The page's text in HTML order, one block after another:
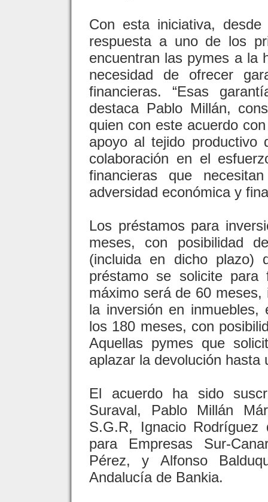
Con esta iniciativa,
respuesta a uno de los
encuentran las pymes a la
necesidad de ofrecer
financieras. “Esas
destaca Pablo Millán,
quien con este acuerdo
apoyo al tejido productivo
colaboración en el
financieras que
adversidad económica y
Los préstamos para
meses, con posibilidad
(incluida en dicho
préstamo se solicite para
máximo será de 60
la inversión en
los 180 meses, con
Aquellas pymes que
aplazar la devolución
El acuerdo ha sido
Suraval, Pablo Millán
S.G.R, Ignacio
para Empresas Sur-
Pérez, y Alfonso
Andalucía de Bankia.